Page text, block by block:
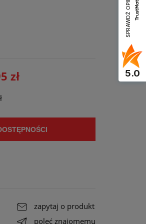
zł
zapytaj o produkt
poleć znajomemu
SPRAWDŹ OPINIE
5.0